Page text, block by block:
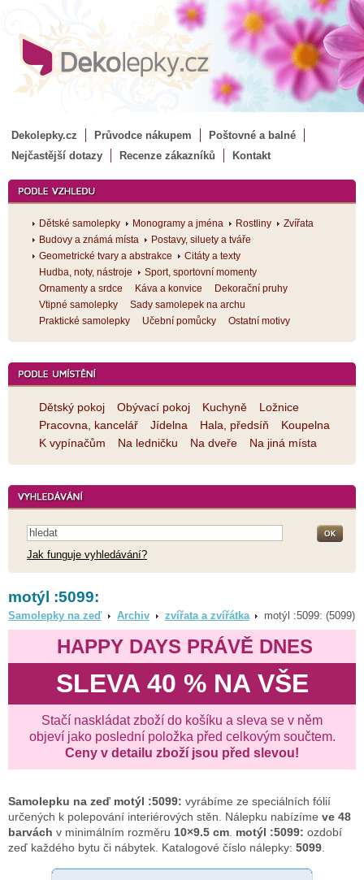
Dekolepky.cz Průvodce nákupem
Poštovné a balné
Nejčastější dotazy
Recenze zákazníků Kontakt
Dětské samolepky Monogramy a jména Rostliny
Zvířata
Budovy a známá místa
Postavy, siluety a tváře
Geometrické tvary a abstrakce
Citáty a texty
Hudba, noty, nástroje
Sport, sportovní momenty
Ornamenty a srdce
Káva a konvice
Dekorační pruhy
Vtipné samolepky
Sady samolepek na archu
Praktické samolepky
Učební pomůcky Ostatní motivy
Dětský pokoj Obývací pokoj Kuchyně
Ložnice
Pracovna, kancelář
Jídelna Hala, předsíň
Koupelna
K vypínačům
Na ledničku Na dveře Na jiná místa
Jak funguje vyhledávání?
motýl :5099:
Samolepky na zeď Archiv zvířata a zvířátka motýl :5099: (5099)
HAPPY DAYS PRÁVĚ DNES
SLEVA 40 % NA VŠE
Stačí naskládat zboží do košíku a sleva se v něm
objeví jako poslední položka před celkovým součtem.
Ceny v detailu zboží jsou před slevou!
Samolepku na zeď motýl :5099: vyrábíme ze speciálních fólií
určených k polepování interiérových stěn. Nálepku nabízíme ve 48
barvách v minimálním rozměru 10×9.5 cm motýl :5099: ozdobí
zeď každého bytu či nábytek. Katalogové číslo nálepky: 5099